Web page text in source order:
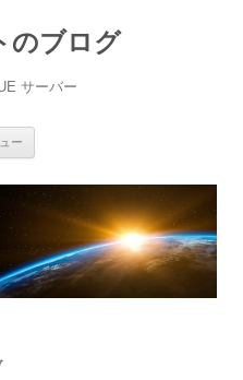
のブログ
サーバー
ー
ツ
ッ
プ